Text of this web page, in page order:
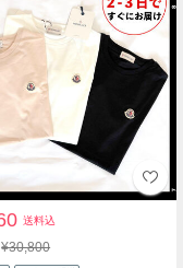
送料込
¥30,800